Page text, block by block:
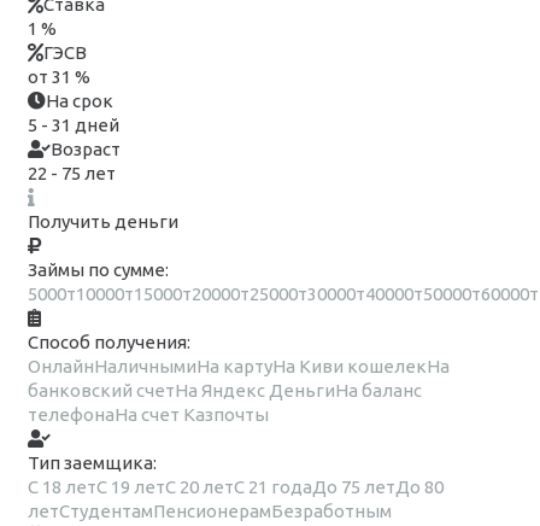
Ставка
1 %
ГЭСВ
от 31 %
На срок
5 - 31 дней
Возраст
22 - 75 лет
Получить деньги
Займы по сумме:
5000т10000т15000т20000т25000т30000т40000т50000т60000т
Способ получения:
ОнлайнНаличнымиНа картуНа Киви кошелекНа
банковский счетНа Яндекс ДеньгиНа баланс
телефонаНа счет Казпочты
Тип заемщика:
С 18 летС 19 летС 20 летС 21 годаДо 75 летДо 80
летСтудентамПенсионерамБезработным